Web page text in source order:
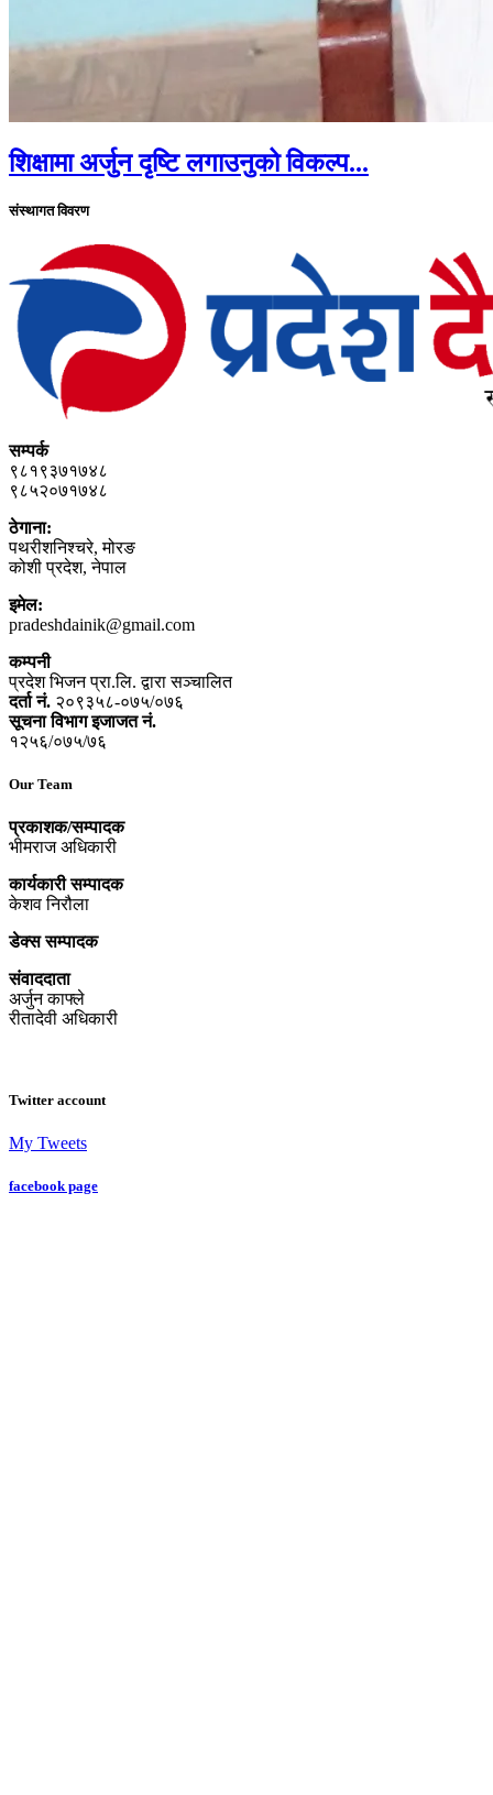
शिक्षामा अर्जुन दृष्टि लगाउनुको विकल्प...
संस्थागत विवरण
सम्पर्क
९८१९३७१७४८
९८५२०७१७४८
ठेगाना:
पथरीशनिश्‍चरे, मोरङ
कोशी प्रदेश, नेपाल
इमेल:
pradeshdainik@gmail.com
कम्पनी
प्रदेश भिजन प्रा.लि. द्वारा सञ्‍चालित
दर्ता नं. २०९३५८-०७५/०७६
सूचना विभाग इजाजत नं.
१२५६/०७५/७६
Our Team
प्रकाशक/सम्पादक
भीमराज अधिकारी
कार्यकारी सम्पादक
केशव निरौला
डेक्स सम्पादक
संवाददाता
अर्जुन काफ्ले
रीतादेवी अधिकारी
Twitter account
My Tweets
facebook page